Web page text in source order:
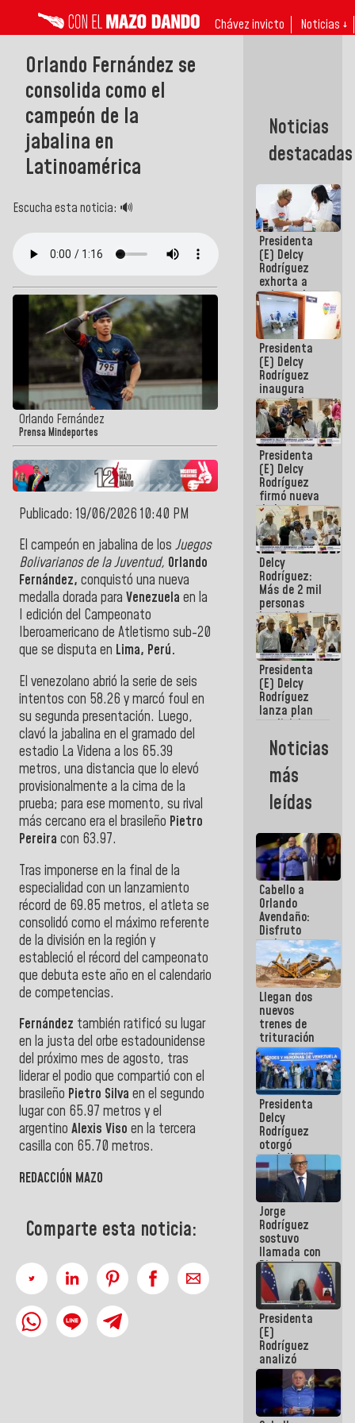
Chávez invicto Noticias ↓
Orlando Fernández se
consolida como el
campeón de la
jabalina en
Latinoamérica
Escucha esta noticia: 🔊
Orlando Fernández
Prensa Mindeportes
Publicado: 19/06/2026 10:40 PM
El campeón en jabalina de los Juegos
Bolivarianos de la Juventud, Orlando
Fernández, conquistó una nueva
medalla dorada para Venezuela en la
I edición del Campeonato
Iberoamericano de Atletismo sub-20
que se disputa en Lima, Perú.
El venezolano abrió la serie de seis
intentos con 58.26 y marcó foul en
su segunda presentación. Luego,
clavó la jabalina en el gramado del
estadio La Videna a los 65.39
metros, una distancia que lo elevó
provisionalmente a la cima de la
prueba; para ese momento, su rival
más cercano era el brasileño Pietro
Pereira con 63.97.
Tras imponerse en la final de la
especialidad con un lanzamiento
récord de 69.85 metros, el atleta se
consolidó como el máximo referente
de la división en la región y
estableció el récord del campeonato
que debuta este año en el calendario
de competencias.
Fernández también ratificó su lugar
en la justa del orbe estadounidense
del próximo mes de agosto, tras
liderar el podio que compartió con el
brasileño Pietro Silva en el segundo
lugar con 65.97 metros y el
argentino Alexis Viso en la tercera
casilla con 65.70 metros.
REDACCIÓN MAZO
Comparte esta noticia:
Noticias
destacadas
Presidenta
(E) Delcy
Rodríguez
exhorta a
gobernadores
y alcaldes a
edificar
casas para
abuelos
Presidenta
(E) Delcy
Rodríguez
inaugura
casa de los
Abuelos
Primavera
en Caracas
Presidenta
(E) Delcy
Rodríguez
firmó nueva
de Ley de
Arrendamiento
aprobada
por la AN
Delcy
Rodríguez:
Más de 2 mil
personas
beneficiadas
con planes
para
atención de
emergencia
sísmica en
la última
semana
Presidenta
(E) Delcy
Rodríguez
lanza plan
crediticio
con subsidio
a Juntas de
Condominio
Noticias
más
leídas
Cabello a
Orlando
Avendaño:
Disfruto
cada vez
que escribes
porque lo
que haces
es
embarrarla
Llegan dos
nuevos
trenes de
trituración
para
optimizar
manejo de
escombros
en La Guaira
Presidenta
Delcy
Rodríguez
otorgó
medalla
"Héroe de
Venezuela"
a servidores
públicos
Jorge
Rodríguez
sostuvo
llamada con
Dinorah
Figuera y
acuerdan
primer
encuentro
presencial
para el
diálogo
Presidenta
(E)
Rodríguez
analizó
junto a
gobernadores
planes de
recuperación